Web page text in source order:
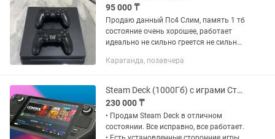
95 000 ₸
Продаю данный Пс4 Слим, память 1 тб
состояние очень хорошее, работает
идеально не сильно греется не сильно
что надоело. В комплекте есть Сама
Караганда, позавчера
Steam Deck (1000Гб) с играми Стим Дек Игровая приставка steamdeck стимдек
230 000 ₸
• Продам Steam Deck в отличном
состоянии. Все исправно, все работает.